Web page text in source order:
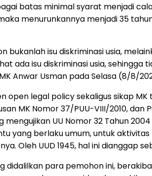
batas minimal syarat menjadi
menurunkannya menjadi 35
bukanlah isu diskriminasi usia,
ada isu diskriminasi usia,
Anwar Usman pada Selasa (8/8/
open legal policy sekaligus sikap
MK Nomor 37/PUU-VIII/2010, dan
mengujikan UU Nomor 32 Tahun
yang berlaku umum, untuk
Oleh UUD 1945, hal ini dianggap
didalilkan para pemohon ini,